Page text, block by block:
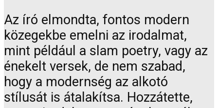
Az író elmondta, fontos modern
közegekbe emelni az irodalmat,
mint például a slam poetry, vagy az
énekelt versek, de nem szabad,
hogy a modernség az alkotó
stílusát is átalakítsa. Hozzátette,